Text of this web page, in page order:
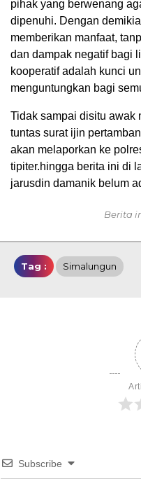
pihak yang berwenang
dipenuhi. Dengan
memberikan manfaat,
dan dampak negatif bagi
kooperatif adalah kunci
menguntungkan bagi
Tidak sampai disitu awak
tuntas surat ijin
akan melaporkan ke
tipiter.hingga berita ini di
jarusdin damanik belum
Berita
Tag : Simalungun
Subscribe